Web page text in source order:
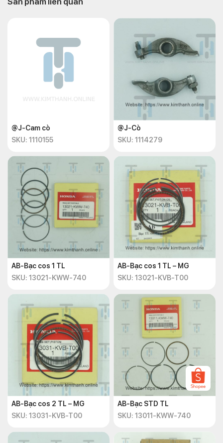
@J-Cam cò
SKU: 1110155
@J-Cò
SKU: 1114279
AB-Bạc cos 1 TL
SKU: 13021-KWW-740
AB-Bạc cos 1 TL – MG
SKU: 13021-KVB-T00
AB-Bạc cos 2 TL – MG
SKU: 13031-KVB-T00
AB-Bạc STD TL
SKU: 13011-KWW-740